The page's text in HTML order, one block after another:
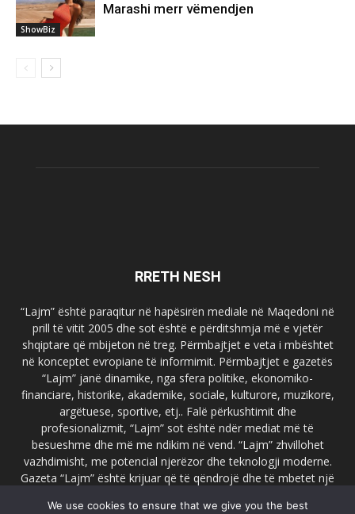
ShowBiz
Marashi merr vëmendjen
RRETH NESH
“Lajm” është paraqitur në hapësirën mediale në Maqedoni në
prill të vitit 2005 dhe sot është e përditshmja më e vjetër
shqiptare që mbijeton në treg. Përmbajtjet e veta i mbështet
në konceptet evropiane të informimit. Përmbajtjet e gazetës
“Lajm” janë dinamike, nga sfera politike, ekonomiko-
financiare, historike, akademike, sociale, kulturore, muzikore,
argëtuese, sportive, etj.. Falë përkushtimit dhe
profesionalizmit, “Lajm” sot është ndër mediat më të
besueshme dhe më me ndikim në vend. “Lajm” zhvillohet
vazhdimisht, me potencial njerëzor dhe teknologji moderne.
Gazeta “Lajm” është krijuar që të qëndrojë dhe të mbetet një
We use cookies to ensure that we give you the best